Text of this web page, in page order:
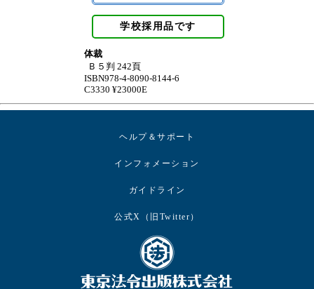
学校採用品です
体裁
Ｂ５判 242頁
ISBN978-4-8090-8144-6
C3330 ¥23000E
ヘルプ＆サポート
インフォメーション
ガイドライン
公式X（旧Twitter）